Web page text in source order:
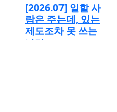
[2026.07] 일할 사
람은 주는데, 있는
제도조차 못 쓰는
나라